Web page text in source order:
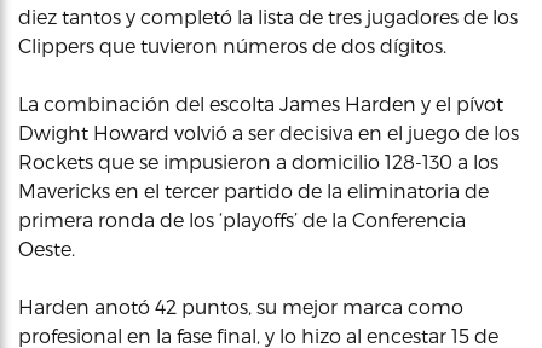
diez tantos y completó la lista de tres jugadores de los
Clippers que tuvieron números de dos dígitos.
La combinación del escolta James Harden y el pívot
Dwight Howard volvió a ser decisiva en el juego de los
Rockets que se impusieron a domicilio 128-130 a los
Mavericks en el tercer partido de la eliminatoria de
primera ronda de los ‘playoffs’ de la Conferencia
Oeste.
Harden anotó 42 puntos, su mejor marca como
profesional en la fase final, y lo hizo al encestar 15 de